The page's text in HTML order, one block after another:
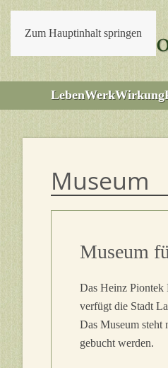
Zum Hauptinhalt springen
LebenWerkWirkung
Museum
Museum
Das Heinz Piontek
verfügt die Stadt
Das Museum steht
gebucht werden.